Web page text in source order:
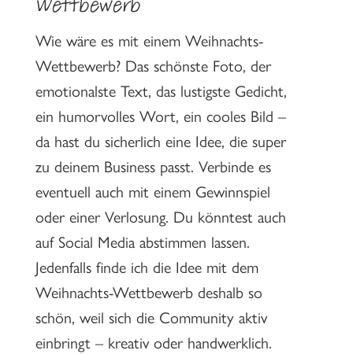
Wie wäre es mit einem Weihnachts-
Wettbewerb? Das schönste Foto, der
emotionalste Text, das lustigste Gedicht,
ein humorvolles Wort, ein cooles Bild –
da hast du sicherlich eine Idee, die super
zu deinem Business passt. Verbinde es
eventuell auch mit einem Gewinnspiel
oder einer Verlosung. Du könntest auch
auf Social Media abstimmen lassen.
Jedenfalls finde ich die Idee mit dem
Weihnachts-Wettbewerb deshalb so
schön, weil sich die Community aktiv
einbringt – kreativ oder handwerklich.